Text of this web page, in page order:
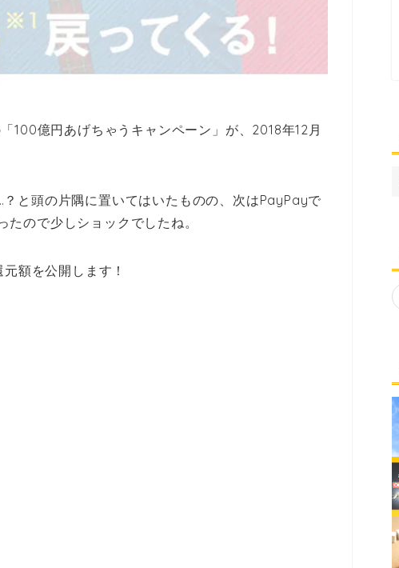
100億円あげちゃうキャンペーン」が、2018年12月
と頭の片隅に置いてはいたものの、次はPayPayで
ので少しショックでしたね。
額を公開します！